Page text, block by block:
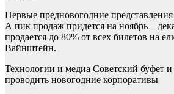
Первые предновогодние
А пик продаж придется на
продается до 80% от всех билетов на
Вайнштейн.
Технологии и медиа Советский буфет и
проводить новогодние корпоративы